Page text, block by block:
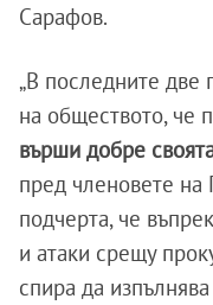
Сарафов.
„В последните две
на обществото, че
върши добре
пред членовете
подчерта, че
и атаки срещу
спира да